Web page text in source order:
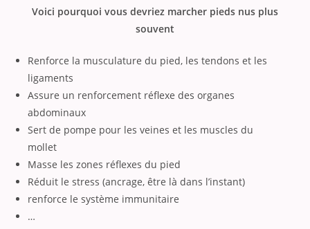
Voici pourquoi vous devriez marcher pieds nus plus
souvent
Renforce la musculature du pied, les tendons et les
ligaments
Assure un renforcement réflexe des organes
abdominaux
Sert de pompe pour les veines et les muscles du
mollet
Masse les zones réflexes du pied
Réduit le stress (ancrage, être là dans l’instant)
renforce le système immunitaire
…